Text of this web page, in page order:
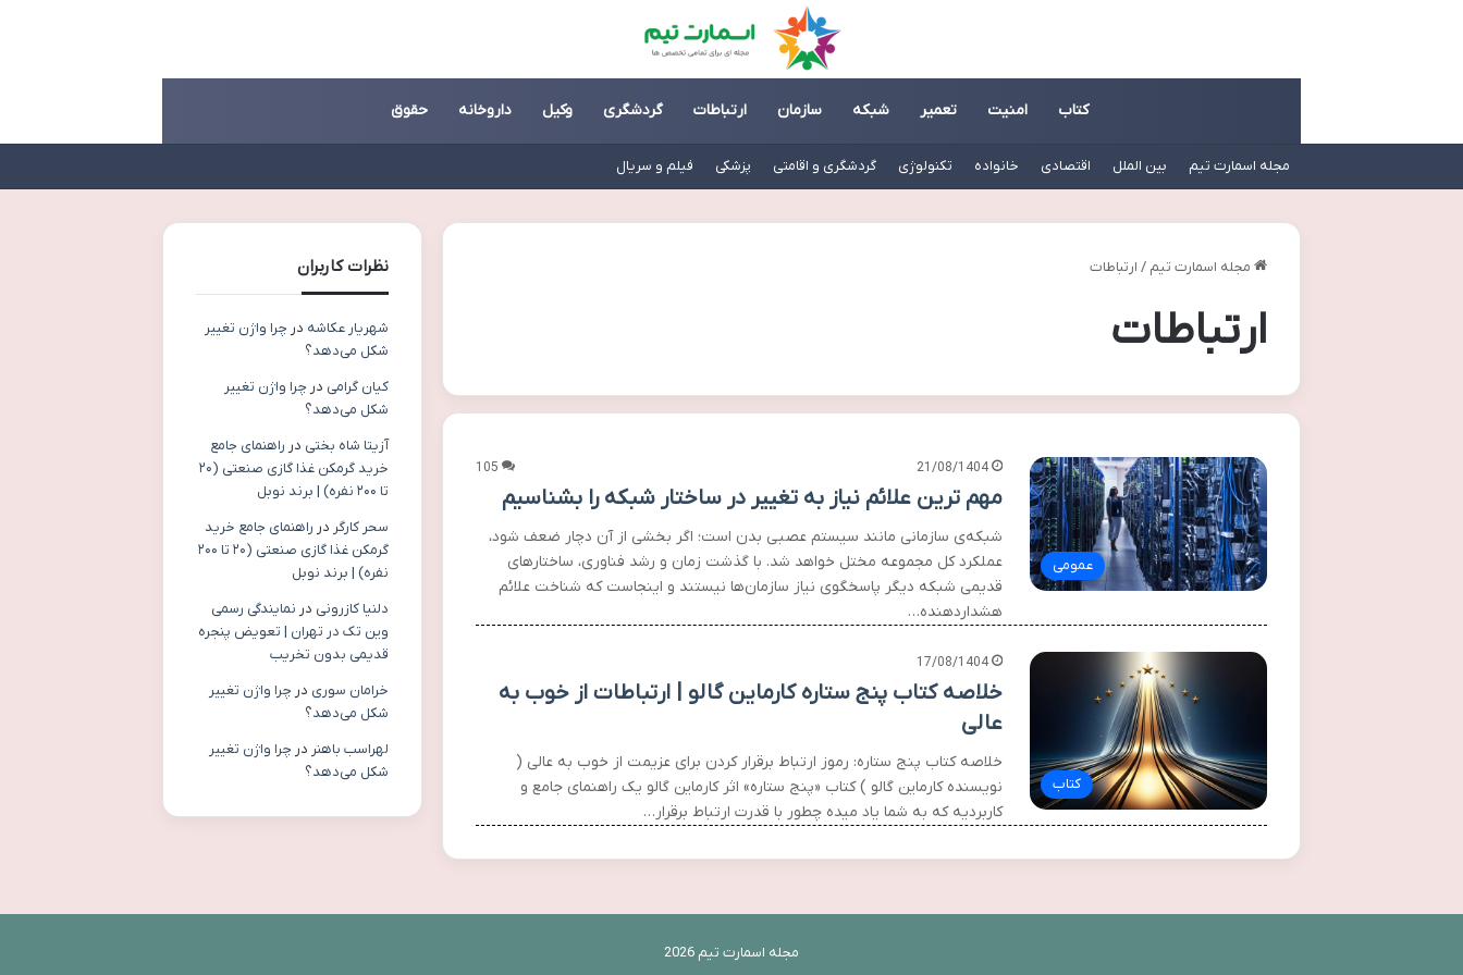
کتاب امنیت تعمیر شبکه سازمان ارتباطات گردشگری وکیل داروخانه حقوق
مجله اسمارت تیم بین الملل اقتصادی خانواده تکنولوژی گردشگری و اقامتی پزشکی فیلم و سریال
مجله اسمارت تیم / ارتباطات
ارتباطات
عمومی
21/08/1404
105
مهم ترین علائم نیاز به تغییر در ساختار شبکه را بشناسیم
شبکه‌ی سازمانی مانند سیستم عصبی بدن است؛ اگر بخشی از آن دچار ضعف شود،
عملکرد کل مجموعه مختل خواهد شد. با گذشت زمان و رشد فناوری، ساختارهای
قدیمی شبکه دیگر پاسخگوی نیاز سازمان‌ها نیستند و اینجاست که شناخت علائم
هشداردهنده…
کتاب
17/08/1404
خلاصه کتاب پنج ستاره کارماین گالو | ارتباطات از خوب به
عالی
خلاصه کتاب پنج ستاره: رموز ارتباط برقرار کردن برای عزیمت از خوب به عالی (
نویسنده کارماین گالو ) کتاب «پنج ستاره» اثر کارماین گالو یک راهنمای جامع و
کاربردیه که به شما یاد میده چطور با قدرت ارتباط برقرار…
نظرات کاربران
شهریار عکاشه در چرا واژن تغییر
شکل می‌دهد؟
کیان گرامی در چرا واژن تغییر
شکل می‌دهد؟
آزیتا شاه بختی در راهنمای جامع
خرید گرمکن غذا گازی صنعتی (۲۰
تا ۲۰۰ نفره) | برند نوبل
سحر کارگر در راهنمای جامع خرید
گرمکن غذا گازی صنعتی (۲۰ تا ۲۰۰
نفره) | برند نوبل
دلنیا کازرونی در نمایندگی رسمی
وین تک در تهران | تعویض پنجره
قدیمی بدون تخریب
خرامان سوری در چرا واژن تغییر
شکل می‌دهد؟
لهراسب باهنر در چرا واژن تغییر
شکل می‌دهد؟
مجله اسمارت تیم 2026